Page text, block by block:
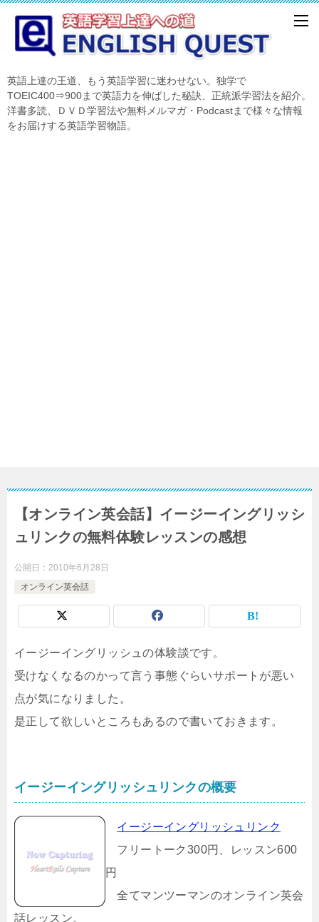
英語上達の王道、もう英語学習に迷わせない。独学で
TOEIC400⇒900まで英語力を伸ばした秘訣、正統派学習法を紹介。
洋書多読、ＤＶＤ学習法や無料メルマガ・Podcastまで様々な情報
をお届けする英語学習物語。
【オンライン英会話】イージーイングリッシ
ュリンクの無料体験レッスンの感想
公開日： 2010年6月28日
オンライン英会話
イージーイングリッシュの体験談です。
受けなくなるのかって言う事態ぐらいサポートが悪い
点が気になりました。
是正して欲しいところもあるので書いておきます。
イージーイングリッシュリンクの概要
イージーイングリッシュリンク
フリートーク300円、レッスン600
円
全てマンツーマンのオンライン英会
話レッスン。